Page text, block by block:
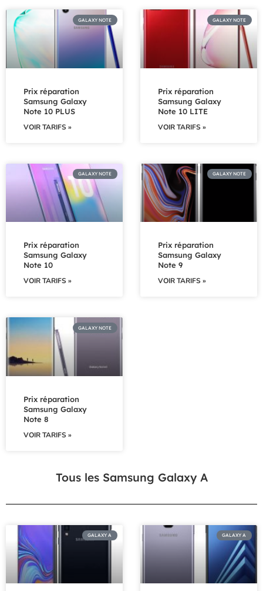
GALAXY NOTE
Prix réparation
Samsung Galaxy
Note 10 PLUS
VOIR TARIFS »
GALAXY NOTE
Prix réparation
Samsung Galaxy
Note 10 LITE
VOIR TARIFS »
GALAXY NOTE
Prix réparation
Samsung Galaxy
Note 10
VOIR TARIFS »
GALAXY NOTE
Prix réparation
Samsung Galaxy
Note 9
VOIR TARIFS »
GALAXY NOTE
Prix réparation
Samsung Galaxy
Note 8
VOIR TARIFS »
Tous les Samsung Galaxy A
GALAXY A GALAXY A